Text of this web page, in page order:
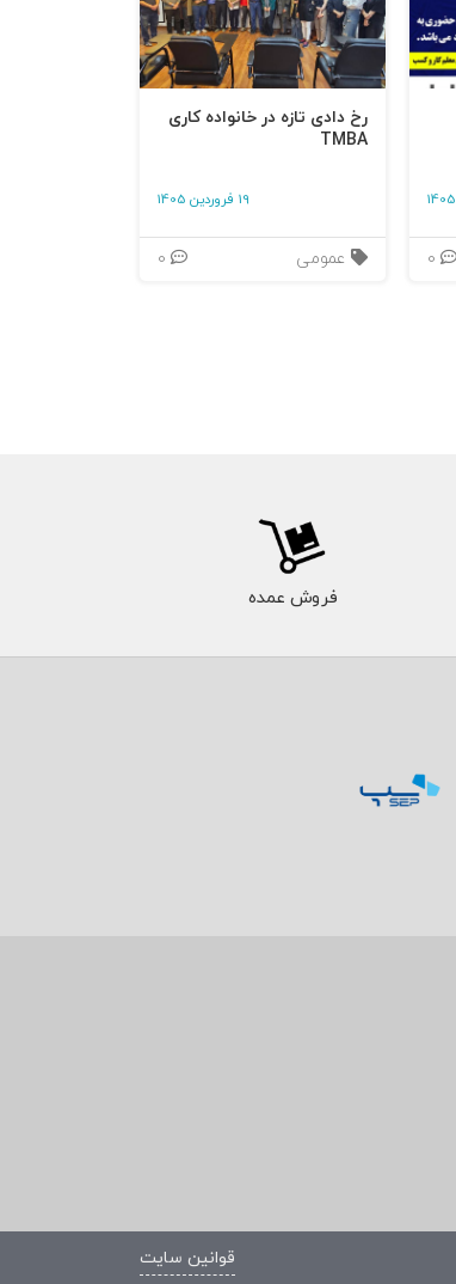
رخ دادی تازه در خانواده کاری
TMBA
19 فروردین 1405
عمومی
فروش عمده
قوانین سایت